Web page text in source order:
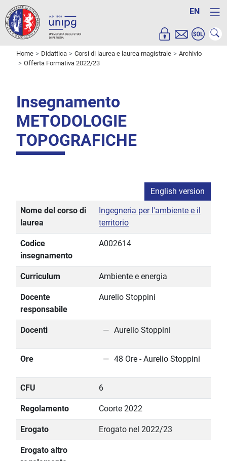
EN
Home Didattica Corsi di laurea e laurea magistrale
Archivio
Offerta Formativa 2022/23
Insegnamento
METODOLOGIE
TOPOGRAFICHE
English version
Nome del corso di
laurea
Ingegneria per l'ambiente e il
territorio
Codice
insegnamento
A002614
Curriculum Ambiente e energia
Docente
responsabile
Aurelio Stoppini
Docenti Aurelio Stoppini
Ore 48 Ore - Aurelio Stoppini
CFU 6
Regolamento Coorte 2022
Erogato Erogato nel 2022/23
Erogato altro